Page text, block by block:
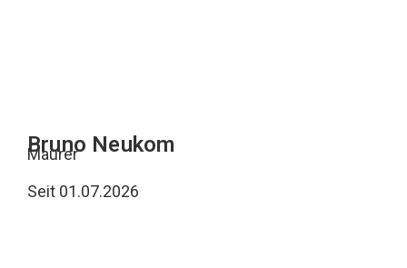
Bruno Neukom
Maurer
Seit 01.07.2026